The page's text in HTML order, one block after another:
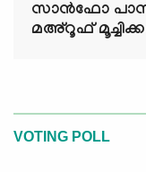
സാൻഫോ
മഅ്റൂഫ്
VOTING POLL